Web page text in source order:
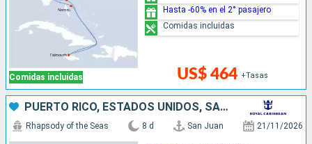
Comidas incluidas US$ 464 +Tasas
Hasta -60% en el 2° pasajero
Comidas incluidas
PUERTO RICO, ESTADOS UNIDOS, SAN MARTÍN, ANTIGUA Y BARBUDA, DOMINICA
Rhapsody of the Seas 8 d San Juan 21/11/2026